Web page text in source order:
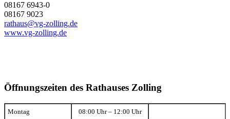
08167 6943-0
08167 9023
rathaus@vg-zolling.de
www.vg-zolling.de
Öffnungszeiten des Rathauses Zolling
Montag 08:00 Uhr – 12:00 Uhr